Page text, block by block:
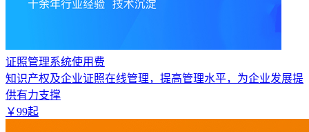
证照管理系统使用费
知识产权及企业证照在线管理，提高管理水平，为企业发展提
供有力支撑
￥99起